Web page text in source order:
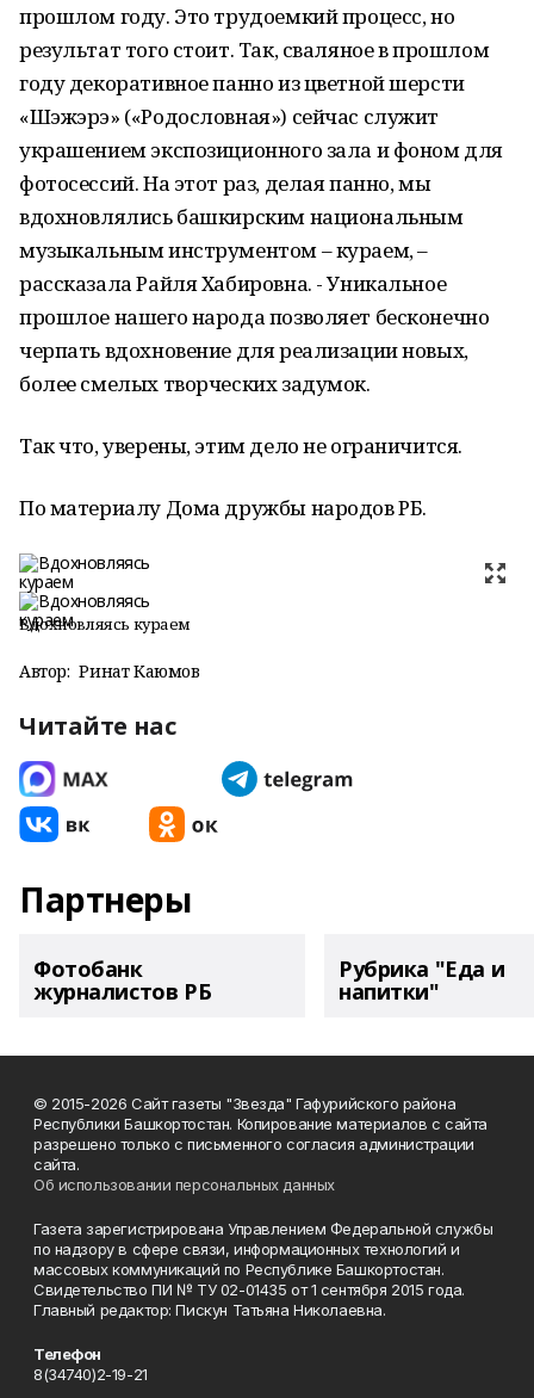
прошлом году. Это трудоемкий процесс, но
результат того стоит. Так, сваляное в прошлом
году декоративное панно из цветной шерсти
«Шэжэрэ» («Родословная») сейчас служит
украшением экспозиционного зала и фоном для
фотосессий. На этот раз, делая панно, мы
вдохновлялись башкирским национальным
музыкальным инструментом – кураем, –
рассказала Райля Хабировна. - Уникальное
прошлое нашего народа позволяет бесконечно
черпать вдохновение для реализации новых,
более смелых творческих задумок.
Так что, уверены, этим дело не ограничится.
По материалу Дома дружбы народов РБ.
Вдохновляясь кураем
Автор: Ринат Каюмов
Читайте нас
Партнеры
Фотобанк
журналистов РБ
Рубрика "Еда и
напитки"
© 2015-2026 Сайт газеты "Звезда" Гафурийского района
Республики Башкортостан. Копирование материалов с сайта
разрешено только с письменного согласия администрации
сайта.
Об использовании персональных данных
Газета зарегистрирована Управлением Федеральной службы
по надзору в сфере связи, информационных технологий и
массовых коммуникаций по Республике Башкортостан.
Свидетельство ПИ № ТУ 02-01435 от 1 сентября 2015 года.
Главный редактор: Пискун Татьяна Николаевна.
Телефон
8(34740)2-19-21